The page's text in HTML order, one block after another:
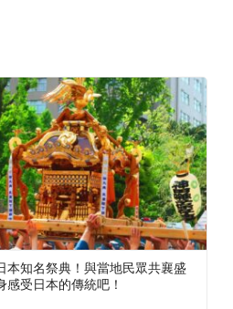
本知名祭典！與當地民眾共襄盛
感受日本的傳統吧！